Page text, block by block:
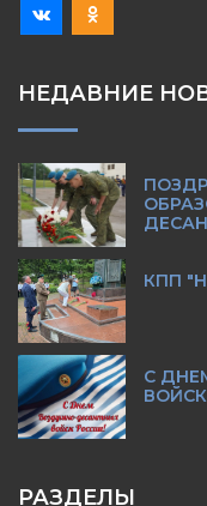
НЕДАВНИЕ
КПП
С
РАЗДЕЛЫ